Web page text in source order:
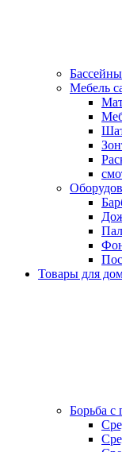
Мебель
Товары для
Борьба с